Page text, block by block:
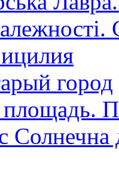
город
Солнечна